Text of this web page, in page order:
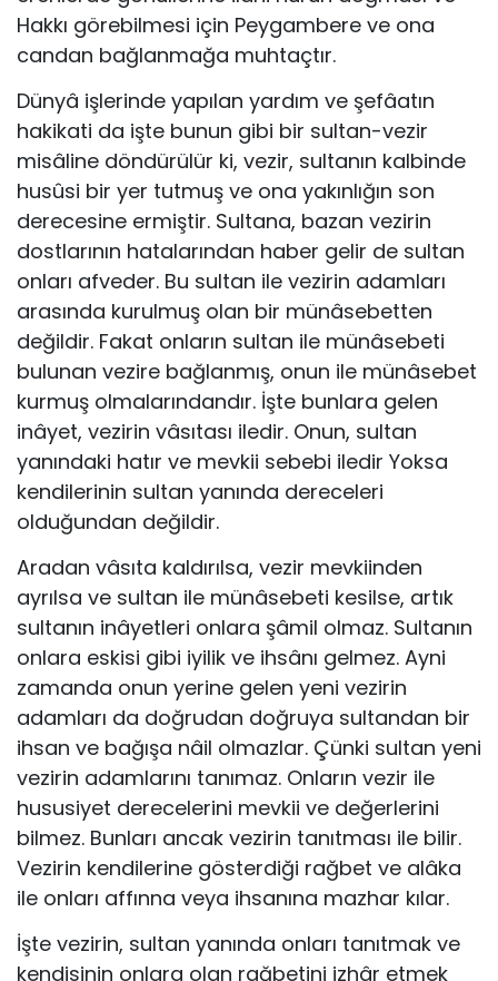
Hakkı görebilmesi için Peygambere ve ona
candan bağlanmağa muhtaçtır.
Dünyâ işlerinde yapılan yardım ve şefâatın
hakikati da işte bunun gibi bir sultan-vezir
misâline döndürülür ki, vezir, sultanın kalbinde
husûsi bir yer tutmuş ve ona yakınlığın son
derecesine ermiştir. Sultana, bazan vezirin
dostlarının hatalarından haber gelir de sultan
onları afveder. Bu sultan ile vezirin adamları
arasında kurulmuş olan bir münâsebetten
değildir. Fakat onların sultan ile münâsebeti
bulunan vezire bağlanmış, onun ile münâsebet
kurmuş olmalarındandır. İşte bunlara gelen
inâyet, vezirin vâsıtası iledir. Onun, sultan
yanındaki hatır ve mevkii sebebi iledir Yoksa
kendilerinin sultan yanında dereceleri
olduğundan değildir.
Aradan vâsıta kaldırılsa, vezir mevkiinden
ayrılsa ve sultan ile münâsebeti kesilse, artık
sultanın inâyetleri onlara şâmil olmaz. Sultanın
onlara eskisi gibi iyilik ve ihsânı gelmez. Ayni
zamanda onun yerine gelen yeni vezirin
adamları da doğrudan doğruya sultandan bir
ihsan ve bağışa nâil olmazlar. Çünki sultan yeni
vezirin adamlarını tanımaz. Onların vezir ile
hususiyet derecelerini mevkii ve değerlerini
bilmez. Bunları ancak vezirin tanıtması ile bilir.
Vezirin kendilerine gösterdiği rağbet ve alâka
ile onları affınna veya ihsanına mazhar kılar.
İşte vezirin, sultan yanında onları tanıtmak ve
kendisinin onlara olan rağbetini izhâr etmek